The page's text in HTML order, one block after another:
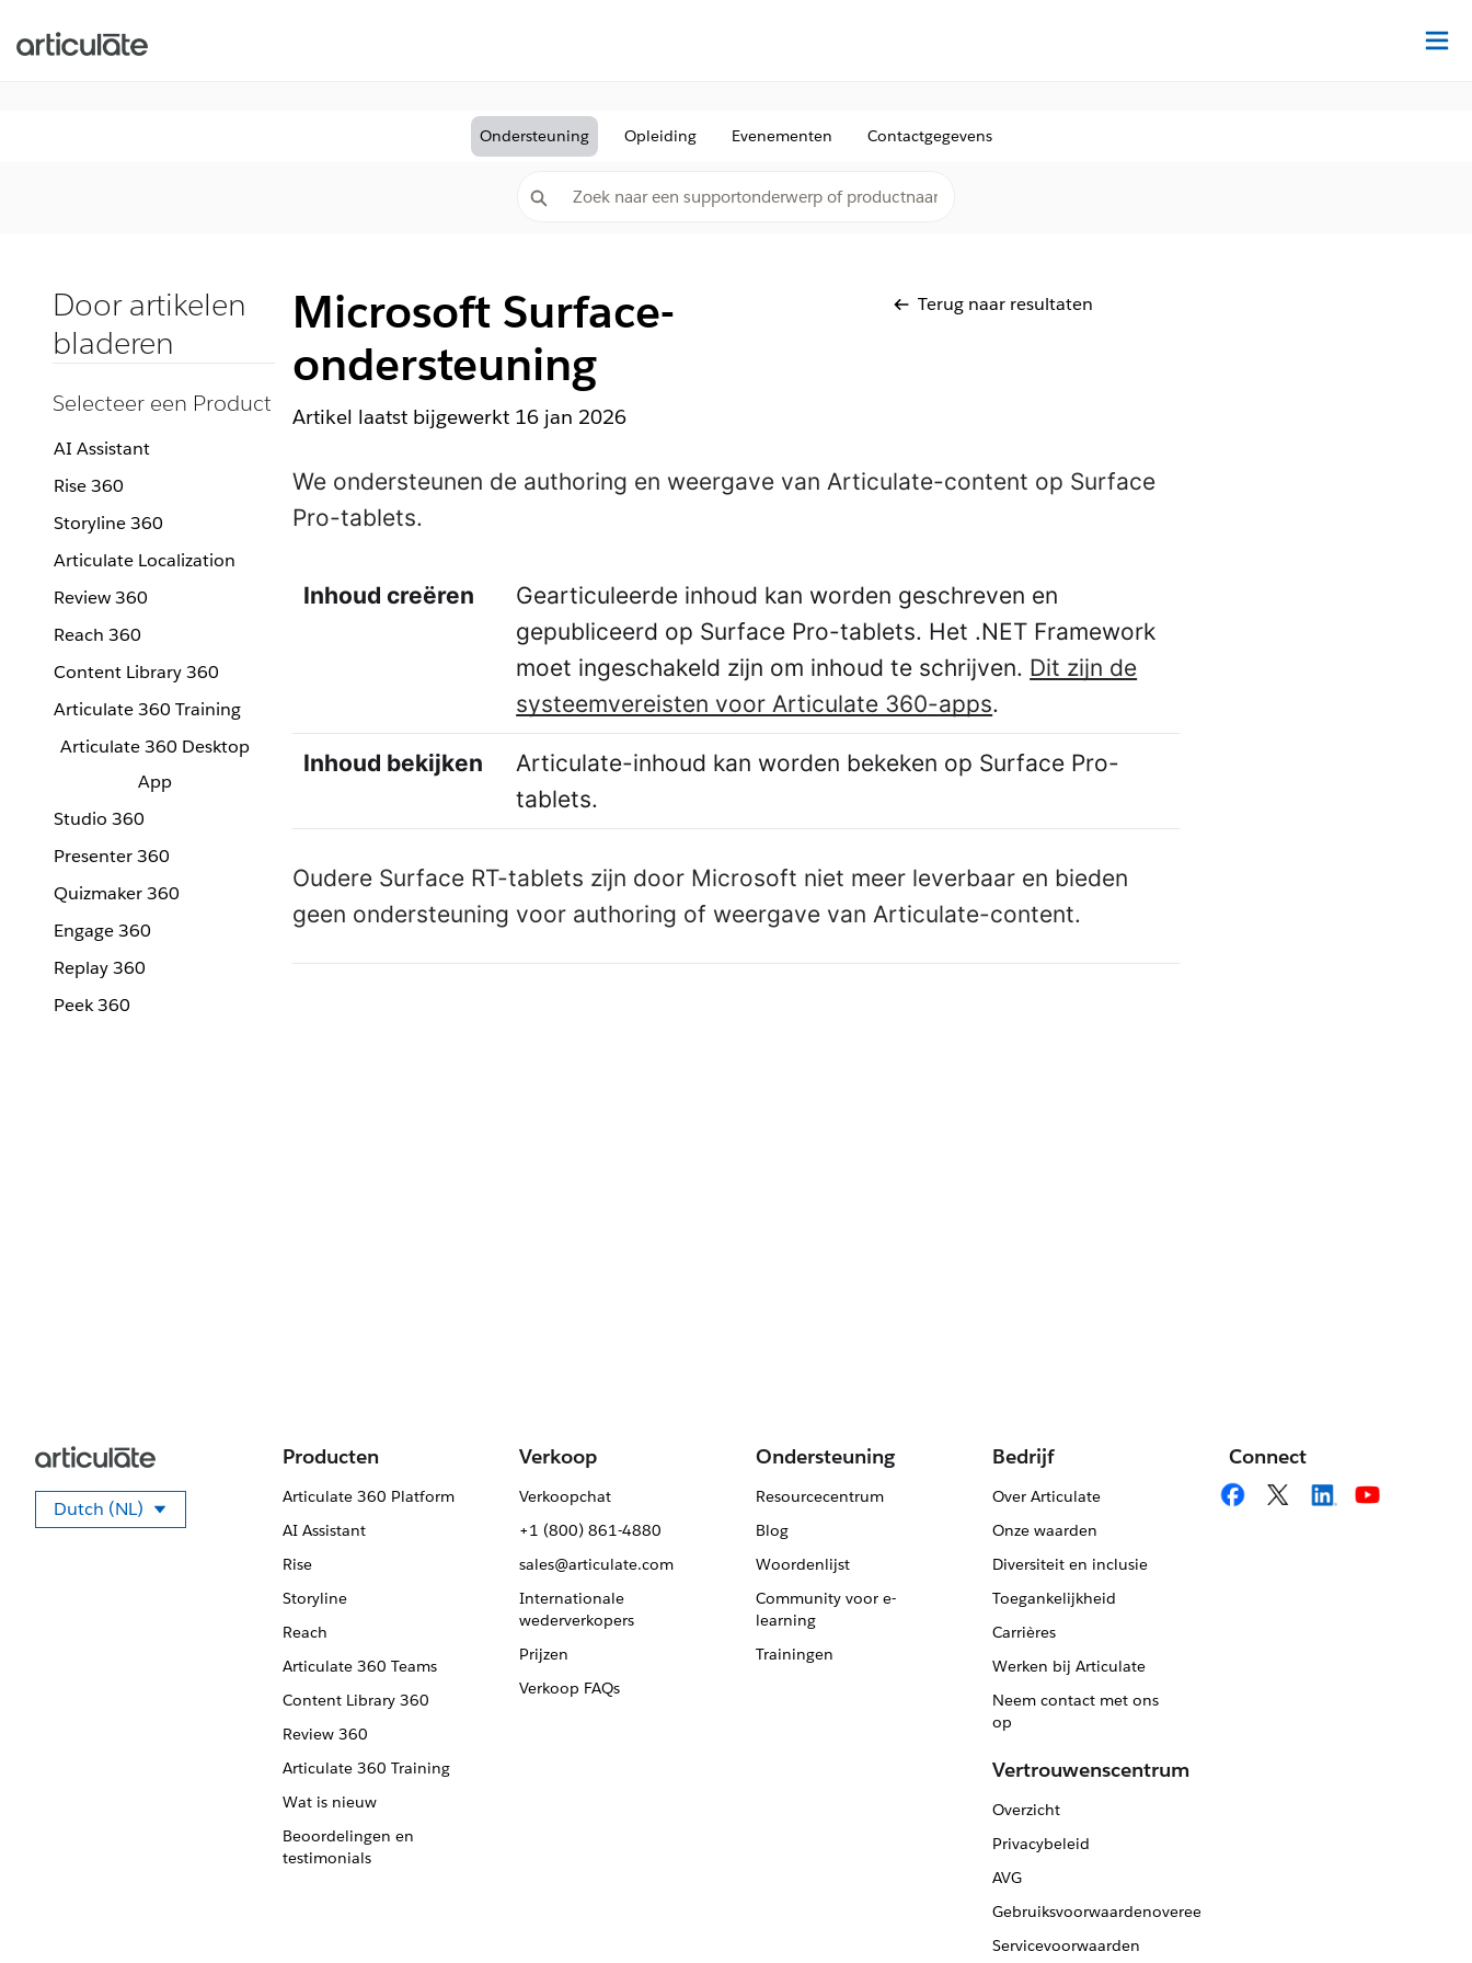
Ondersteuning Opleiding Evenementen Contactgegevens
Door artikelen
bladeren
Selecteer een Product
AI Assistant
Rise 360
Storyline 360
Articulate Localization
Review 360
Reach 360
Content Library 360
Articulate 360 Training
Articulate 360 Desktop
App
Studio 360
Presenter 360
Quizmaker 360
Engage 360
Replay 360
Peek 360
Microsoft Surface-
ondersteuning
Terug naar resultaten
Artikel laatst bijgewerkt 16 jan 2026
We ondersteunen de authoring en weergave van Articulate-content op Surface
Pro-tablets.
Inhoud creëren
Gearticuleerde inhoud kan worden geschreven en
gepubliceerd op Surface Pro-tablets. Het .NET Framework
moet ingeschakeld zijn om inhoud te schrijven. Dit zijn de
systeemvereisten voor Articulate 360-apps.
Inhoud bekijken
Articulate-inhoud kan worden bekeken op Surface Pro-
tablets.
Oudere Surface RT-tablets zijn door Microsoft niet meer leverbaar en bieden
geen ondersteuning voor authoring of weergave van Articulate-content.
Dutch (NL)
Selecteer uw taal.
Producten
Articulate 360 Platform
AI Assistant
Rise
Storyline
Reach
Articulate 360 Teams
Content Library 360
Review 360
Articulate 360 Training
Wat is nieuw
Beoordelingen en
testimonials
Verkoop
Verkoopchat
+1 (800) 861-4880
sales@articulate.com
Internationale
wederverkopers
Prijzen
Verkoop FAQs
Ondersteuning
Resourcecentrum
Blog
Woordenlijst
Community voor e-
learning
Trainingen
Bedrijf
Over Articulate
Onze waarden
Diversiteit en inclusie
Toegankelijkheid
Carrières
Werken bij Articulate
Neem contact met ons
op
Vertrouwenscentrum
Overzicht
Privacybeleid
AVG
Gebruiksvoorwaardenovereenkomst
Servicevoorwaarden
Connect